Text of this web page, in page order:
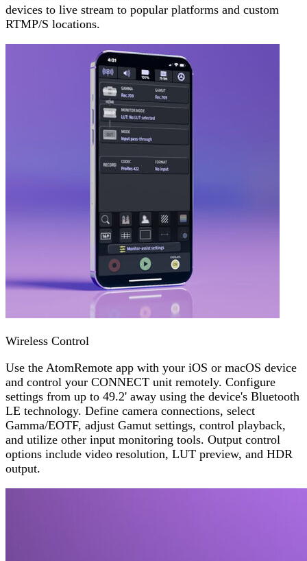
devices to live stream to popular platforms and custom
RTMP/S locations.
Wireless Control
Use the AtomRemote app with your iOS or macOS device
and control your CONNECT unit remotely. Configure
settings from up to 49.2' away using the device's Bluetooth
LE technology. Define camera connections, select
Gamma/EOTF, adjust Gamut settings, control playback,
and utilize other input monitoring tools. Output control
options include video resolution, LUT preview, and HDR
output.